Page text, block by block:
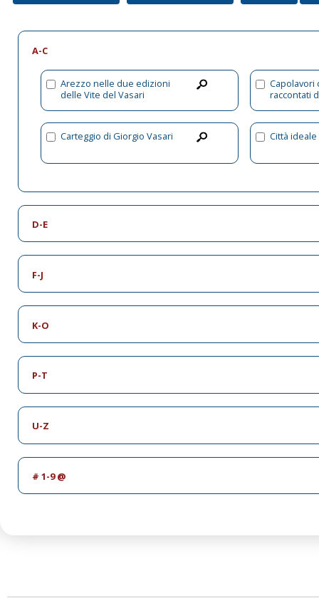
A-C
Arezzo nelle due edizioni
delle Vite del Vasari
Capolavori
raccontati
Carteggio di Giorgio Vasari Città ideale
D-E
F-J
K-O
P-T
U-Z
# 1-9 @